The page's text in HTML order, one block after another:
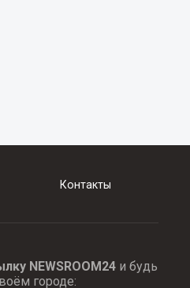
Контакты
NEWSROOM24и будь
городе: